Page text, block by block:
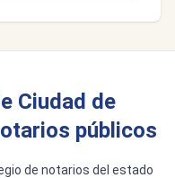
Ciudad de
públicos
de notarios del estado